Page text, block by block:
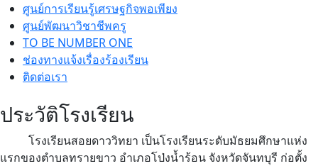
ศูนย์การเรียนรู้เศรษฐกิจพอเพียง
ศูนย์พัฒนาวิชาชีพครู
TO BE NUMBER ONE
ช่องทางแจ้งเรื่องร้องเรียน
ติดต่อเรา
ประวัติโรงเรียน
โรงเรียนสอยดาววิทยา เป็นโรงเรียนระดับมัธยมศึกษาแห่ง
แรกของตำบลทรายขาว อำเภอโป่งน้ำร้อน จังหวัดจันทบุรี ก่อตั้ง